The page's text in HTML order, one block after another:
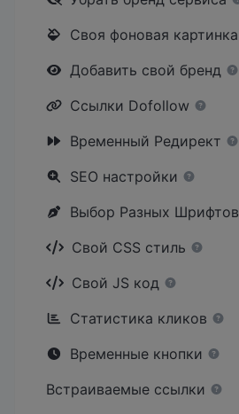
Своя фоновая картинка
Добавить свой бренд
Ссылки Dofollow
Временный Редирект
SEO настройки
Выбор Разных Шрифтов
Свой CSS стиль
Свой JS код
Статистика кликов
Временные кнопки
Встраиваемые ссылки